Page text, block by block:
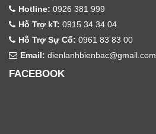
Hotline: 0926 381 999
Hỗ Trợ kT: 0915 34 34 04
Hỗ Trợ Sự Cố: 0961 83 83 00
Email: dienlanhbienbac@gmail.com
FACEBOOK